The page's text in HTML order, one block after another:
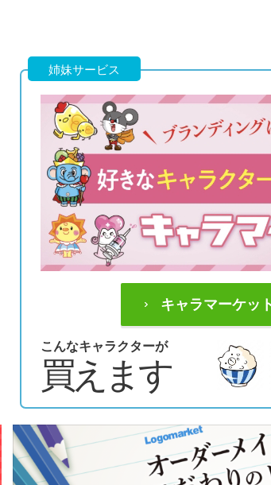
姉妹サービス
キャラマーケッ
こんなキャラクターが
買えます